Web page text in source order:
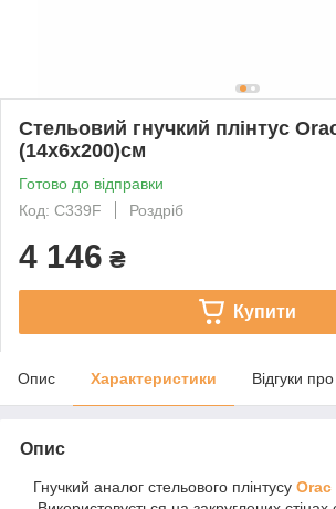
Стельовий гнучкий плінтус
(14х6х200)см
Готово до відправки
Код: C339F
Роздріб
4 146 ₴
Купити
Опис Характеристики Відгуки
Опис
Гнучкий аналог стельового плінтусу Orac